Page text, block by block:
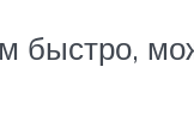
быстро,